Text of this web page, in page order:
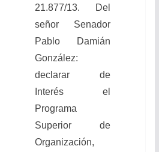
21.877/13. Del
señor Senador
Pablo Damián
González:
declarar de
Interés el
Programa
Superior de
Organización,